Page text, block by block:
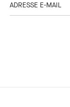
ADRESSE E-MAIL